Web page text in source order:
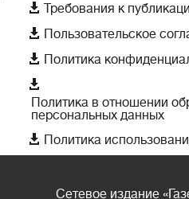
 Требования к
 Пользовательское
 Политика

Политика в отношении
персональных данных
 Политика
Сетевое издание